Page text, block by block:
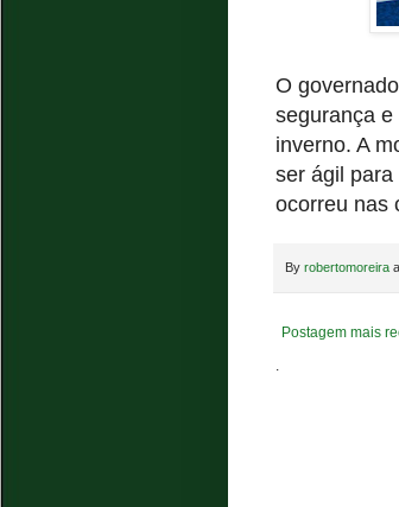
O
segurança
inverno. A
ser ágil
ocorreu nas
By robertomoreira
Postagem mais
.